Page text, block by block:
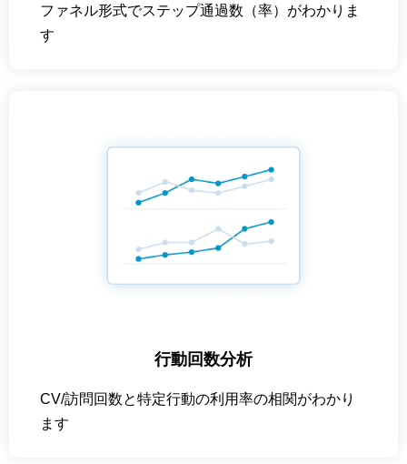
行動回数分析
CV/訪問回数と特定行動の利用率の相関がわかり
ます
ファネル形式でステップ通過数（率）がわかりま
す